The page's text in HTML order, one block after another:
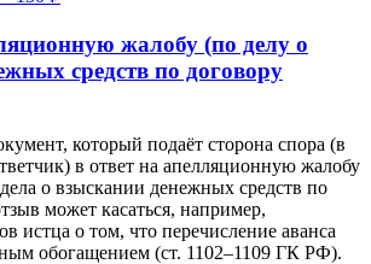
жалобу (по делу о
средств по договору
который подаёт сторона спора (в
в ответ на апелляционную жалобу
о взыскании денежных средств по
может касаться, например,
истца о том, что перечисление аванса
обогащением (ст. 1102–1109 ГК РФ).